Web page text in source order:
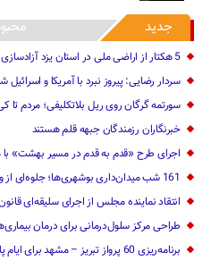
جدید
5 هکتار از اراضی ملی در استان یز‌د آزادسازی شد
سردار رضایی: پیروز نبرد با آمریکا و اسرائیل
سورتمه گرگان روی ریل بلاتکلیفی؛ مردم تا
خبرنگاران رزمندگان جبهه قلم هستند
اجرای طرح «قدم به قدم در مسیر بهشت» با مشارکت 40امدادگر
161 شب میدان‌داری بوشهری‌ها؛ جلوه‌ای از وحدت و بصیرت انقلابی
انتقاد نماینده مجلس از اجرای سلیقه‌ای
طراحی مرکز سلول‌درمانی برای درمان
برنامه‌ریزی 60 پرواز تبریز – مشهد برای ایام پایانی ماه صفر